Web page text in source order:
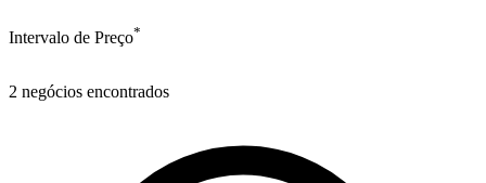
Intervalo de Preço*
2 negócios encontrados